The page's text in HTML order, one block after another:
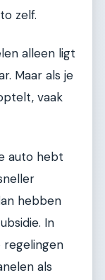
zelf.
alleen ligt
Maar als je
vaak
auto hebt
hebben
In
regelingen
als